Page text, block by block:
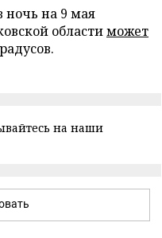
ночь на 9 мая
областиможет
на наши